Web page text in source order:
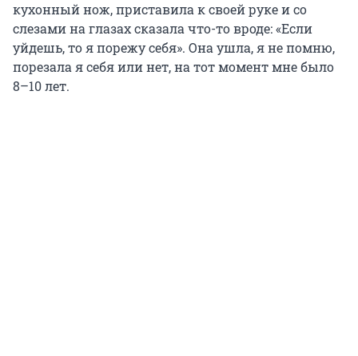
кухонный нож, приставила к своей руке и со
слезами на глазах сказала что-то вроде: «Если
уйдешь, то я порежу себя». Она ушла, я не помню,
порезала я себя или нет, на тот момент мне было
8–10 лет.